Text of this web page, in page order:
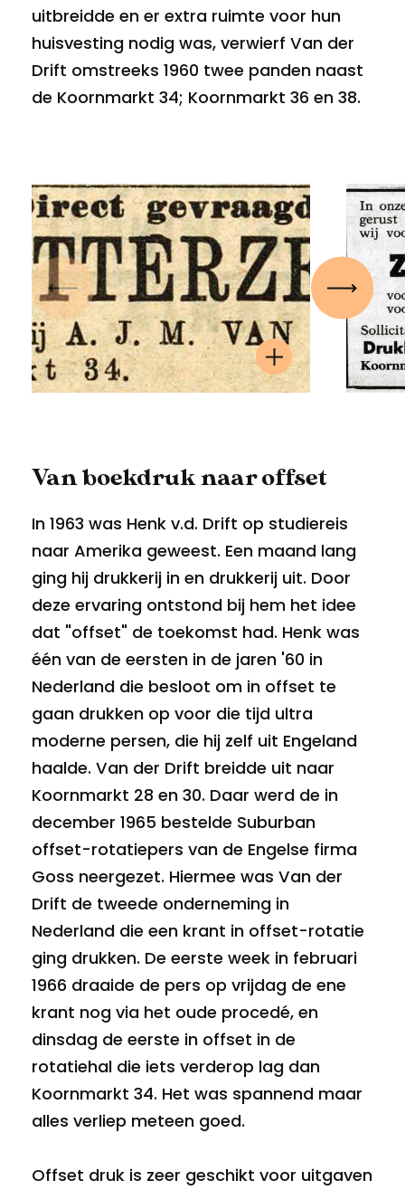
uitbreidde en er extra ruimte voor hun
huisvesting nodig was, verwierf Van der
Drift omstreeks 1960 twee panden naast
de Koornmarkt 34; Koornmarkt 36 en 38.
Vorige
Van boekdruk naar offset
In 1963 was Henk v.d. Drift op studiereis
naar Amerika geweest. Een maand lang
ging hij drukkerij in en drukkerij uit. Door
deze ervaring ontstond bij hem het idee
dat "offset" de toekomst had. Henk was
één van de eersten in de jaren '60 in
Nederland die besloot om in offset te
gaan drukken op voor die tijd ultra
moderne persen, die hij zelf uit Engeland
haalde. Van der Drift breidde uit naar
Koornmarkt 28 en 30. Daar werd de in
december 1965 bestelde Suburban
offset-rotatiepers van de Engelse firma
Goss neergezet. Hiermee was Van der
Drift de tweede onderneming in
Nederland die een krant in offset-rotatie
ging drukken. De eerste week in februari
1966 draaide de pers op vrijdag de ene
krant nog via het oude procedé, en
dinsdag de eerste in offset in de
rotatiehal die iets verderop lag dan
Koornmarkt 34. Het was spannend maar
alles verliep meteen goed.
Offset druk is zeer geschikt voor uitgaven